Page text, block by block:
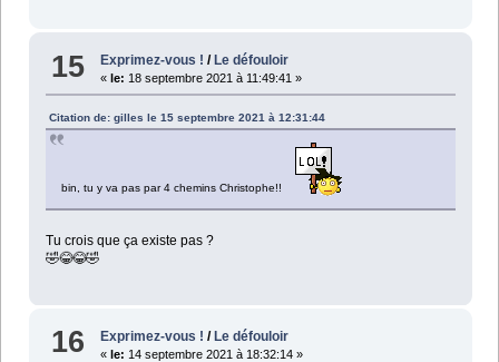
15 Exprimez-vous ! / Le défouloir
« le: 18 septembre 2021 à 11:49:41 »
Citation de: gilles le 15 septembre 2021 à 12:31:44
bin, tu y va pas par 4 chemins Christophe!!
Tu crois que ça existe pas ?
🤣😂😂🤣
16 Exprimez-vous ! / Le défouloir
«le: 14 septembre 2021 à 18:32:14 »